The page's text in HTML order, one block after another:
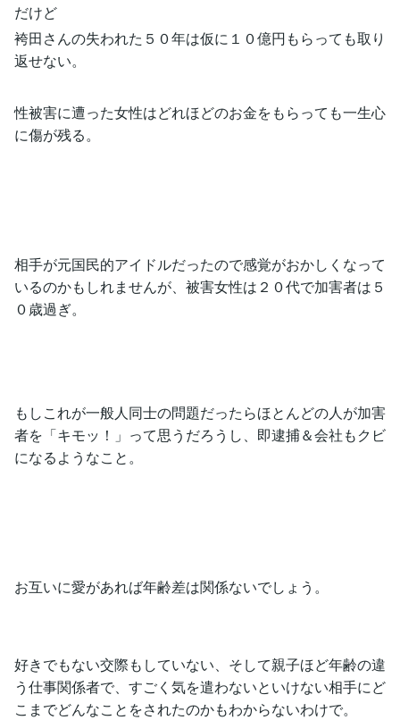
だけど
袴田さんの失われた５０年は仮に１０億円もらっても取り
返せない。
性被害に遭った女性はどれほどのお金をもらっても一生心
に傷が残る。
相手が元国民的アイドルだったので感覚がおかしくなって
いるのかもしれませんが、被害女性は２０代で加害者は５
０歳過ぎ。
もしこれが一般人同士の問題だったらほとんどの人が加害
者を「キモッ！」って思うだろうし、即逮捕＆会社もクビ
になるようなこと。
お互いに愛があれば年齢差は関係ないでしょう。
好きでもない交際もしていない、そして親子ほど年齢の違
う仕事関係者で、すごく気を遣わないといけない相手にど
こまでどんなことをされたのかもわからないわけで。